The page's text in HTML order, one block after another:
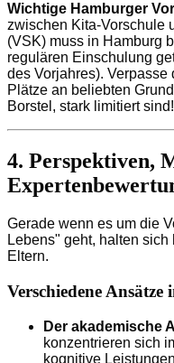
Wichtige Hamburger
zwischen Kita-Vorschule
(VSK) muss in Hamburg
regulären Einschulung
des Vorjahres).
Plätze an beliebten
Borstel, stark limitiert sind!
4. Perspektiven,
Gerade wenn es um die
Lebens" geht, halten
Eltern.
Verschiedene Ansätze
Der akademische
konzentrieren sich
kognitive